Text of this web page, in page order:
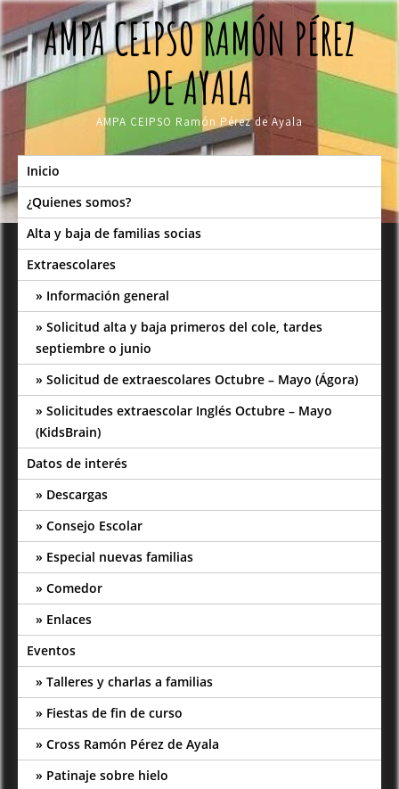
Skip
to
contentAMPA CEIPSO RAMÓN PÉREZ
DE AYALA
AMPA CEIPSO Ramón Pérez de Ayala
Inicio
¿Quienes somos?
Alta y baja de familias socias
Extraescolares
Información general
Solicitud alta y baja primeros del cole, tardes
septiembre o junio
Solicitud de extraescolares Octubre – Mayo (Ágora)
Solicitudes extraescolar Inglés Octubre – Mayo
(KidsBrain)
Datos de interés
Descargas
Consejo Escolar
Especial nuevas familias
Comedor
Enlaces
Eventos
Talleres y charlas a familias
Fiestas de fin de curso
Cross Ramón Pérez de Ayala
Patinaje sobre hielo